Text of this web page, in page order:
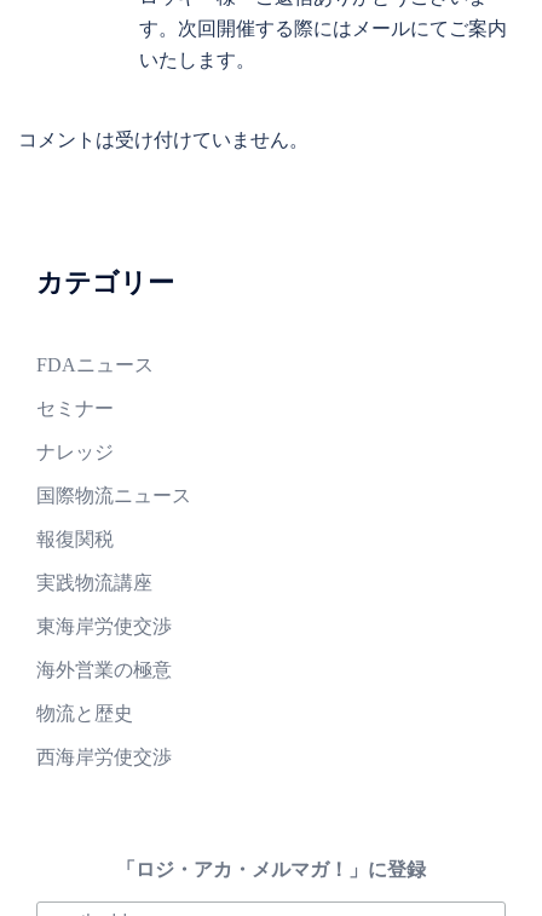
す。次回開催する際にはメールにてご案内
いたします。
コメントは受け付けていません。
カテゴリー
FDAニュース
セミナー
ナレッジ
国際物流ニュース
報復関税
実践物流講座
東海岸労使交渉
海外営業の極意
物流と歴史
西海岸労使交渉
「ロジ・アカ・メルマガ！」に登録